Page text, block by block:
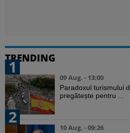
TRENDING
1
09 Aug. - 13:00
Paradoxul turismului
pregătește pentru ...
2
10 Aug. - 09:26